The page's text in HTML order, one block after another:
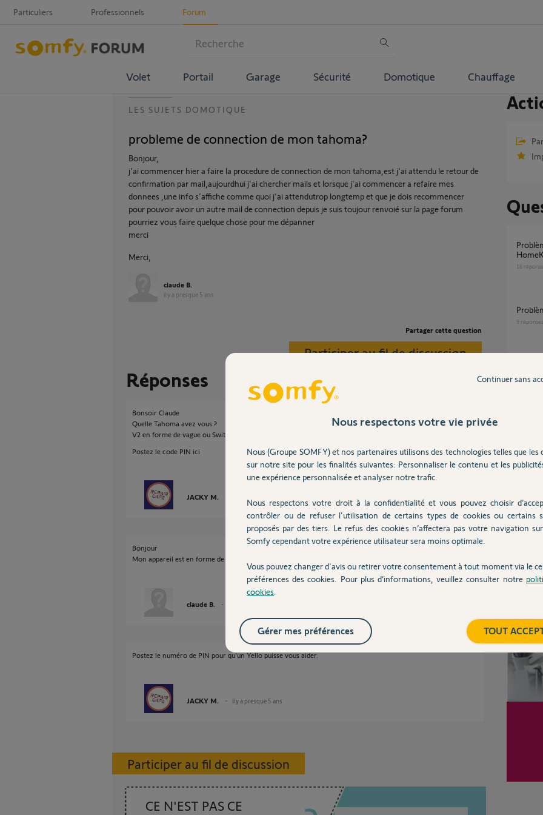
Particuliers Professionnels Forum
Volet Portail Garage Sécurité Domotique Chauffage
LES SUJETS DOMOTIQUE
probleme de connection de mon tahoma?
Bonjour,
j'ai commencer hier a faire la procedure de connection de mon tahoma,est j'ai attendu le retour de
confirmation par mail,aujourdhui j'ai chercher mails et lorsque j'ai commencer a refaire mes
donnees ,une info s'affiche comme quoi j'ai attendutrop longtemp et que je dois recommencer
pour pouvoir avoir un autre mail de connection depuis je suis toujour renvoié sur la page forum
pourriez vous faire quelque chose pour me dépanner
merci
Merci,
claude B.
il y a presque 5 ans
Partager cette question
Participer au fil de discussion
Réponses
Bonsoir Claude
Quelle Tahoma avez vous ?
V2 en forme de vague ou Switch
Postez le code PIN ici
JACKY M.
Bonjour
Mon appareil est en forme de vague
claude B.
Postez le numéro de PIN pour qu'un Yello puisse vous aider.
JACKY M. il y a presque 5 ans
Participer au fil de discussion
CE N'EST PAS CE
Problème connexion TaHoma vers Apple
16
9 réponses
2réponses
Nous respectons votre vie privée
Nous (Groupe SOMFY) et nos partenaires utilisons des technologies telles que les
sur notre site pour les finalités suivantes: Personnaliser le contenu et les
une expérience personnalisée et analyser notre trafic.
Nous respectons votre droit à la confidentialité et vous pouvez choisir
contrôler ou de refuser l'utilisation de certains types de cookies ou certains
proposés par des tiers. Le refus des cookies n’affectera pas votre navigation
Somfy cependant votre expérience utilisateur sera moins optimale.
Vous pouvez changer d'avis ou retirer votre consentement à tout moment via le
préférences des cookies. Pour plus d’informations, veuillez consulter notre
cookies
Continuer sans
TOUT
Gérer mes préférences